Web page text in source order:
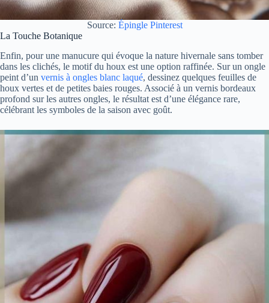
Source: Épingle Pinterest
La Touche Botanique
Enfin, pour une manucure qui évoque la nature hivernale sans tomber
dans les clichés, le motif du houx est une option raffinée. Sur un ongle
peint d’un vernis à ongles blanc laqué, dessinez quelques feuilles de
houx vertes et de petites baies rouges. Associé à un vernis bordeaux
profond sur les autres ongles, le résultat est d’une élégance rare,
célébrant les symboles de la saison avec goût.